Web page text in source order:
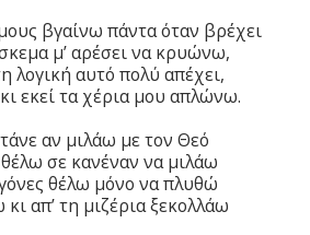
βγαίνω πάντα όταν βρέχει
μ’ αρέσει να κρυώνω,
λογική αυτό πολύ απέχει,
εκεί τα χέρια μου απλώνω.
αν μιλάω με τον Θεό
σε κανέναν να μιλάω
θέλω μόνο να πλυθώ
απ’ τη μιζέρια ξεκολλάω